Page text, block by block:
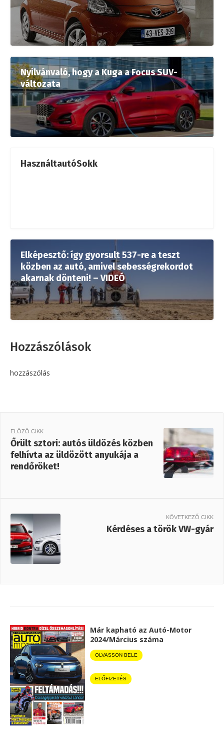
Nyilvánvaló, hogy a Kuga a Focus SUV-
változata
HasználtautóSokk
Elképesztő: így gyorsult 537-re a teszt
közben az autó, amivel sebességrekordot
akarnak dönteni! – VIDEÓ
Hozzászólások
hozzászólás
ELŐZŐ CIKK
Őrült sztori: autós üldözés közben
felhívta az üldözött anyukája a
rendőröket!
KÖVETKEZŐ CIKK
Kérdéses a török VW-gyár
Már kapható az Autó-Motor
2024/Március száma
OLVASSON BELE
ELŐFIZETÉS